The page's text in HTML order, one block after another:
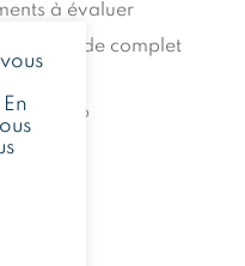
à évaluer
: le guide complet
?